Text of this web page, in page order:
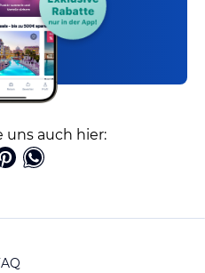
uns auch hier: